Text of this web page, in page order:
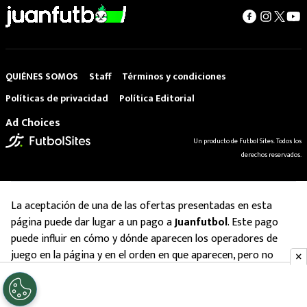
QUIÉNES SOMOS Staff
Términos y condiciones
Políticas de privacidad
Política Editorial
Ad Choices
Un producto de Futbol Sites. Todos los
derechos reservados.
La aceptación de una de las ofertas presentadas en esta
página puede dar lugar a un pago aJuanfutbol. Este pago
puede influir en cómo y dónde aparecen los operadores de
juego en la página y en el orden en que aparecen, pero no
influye en nuestras evaluaciones.